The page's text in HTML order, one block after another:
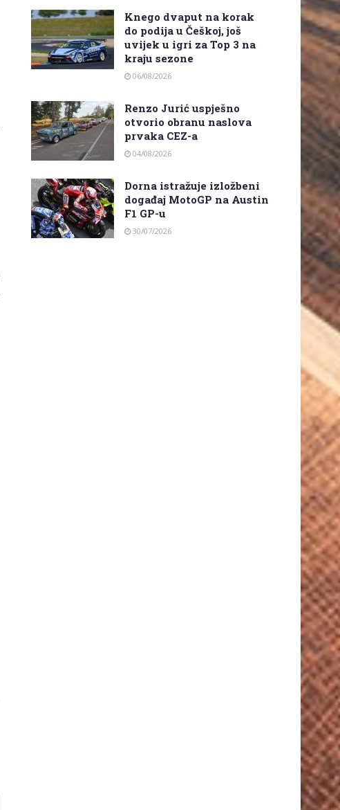
Knego dvaput na korak
do podija u Češkoj, još
uvijek u igri za Top 3 na
kraju sezone
06/08/2026
Renzo Jurić uspješno
otvorio obranu naslova
prvaka CEZ-a
04/08/2026
Dorna istražuje izložbeni
događaj MotoGP na Austin
F1 GP-u
30/07/2026